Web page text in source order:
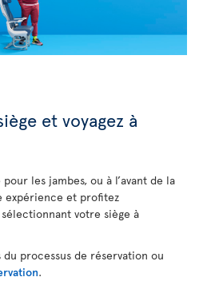
et voyagez à
les jambes, ou à l’avant de la
expérience et profitez
votre siège à
processus de réservation ou
.